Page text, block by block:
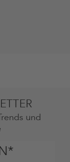
und